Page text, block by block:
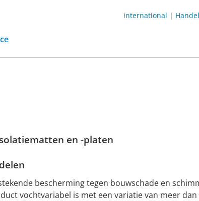
international |
en -platen
bescherming tegen bouwschade en
vochtvariabel is met een variatie van meer